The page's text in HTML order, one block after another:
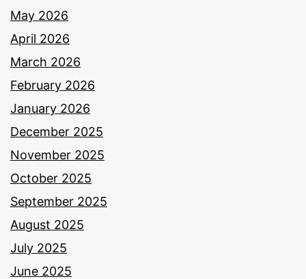
May 2026
April 2026
March 2026
February 2026
January 2026
December 2025
November 2025
October 2025
September 2025
August 2025
July 2025
June 2025